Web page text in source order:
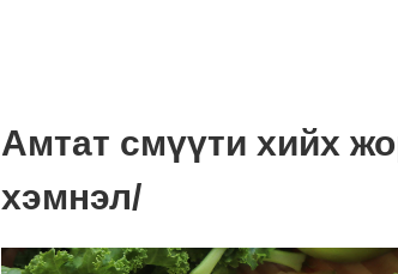
Амтат смүүти хийх
хэмнэл/